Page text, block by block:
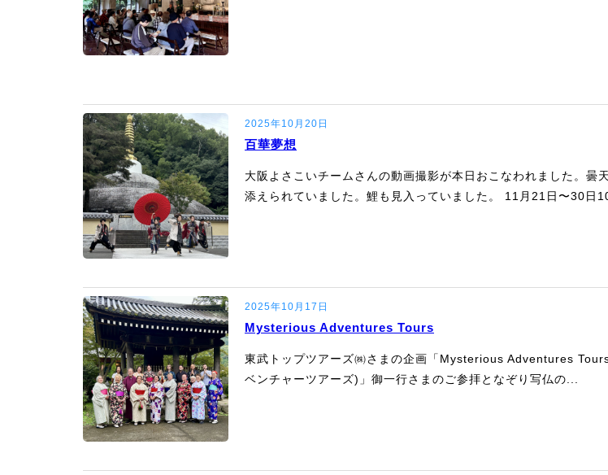
2025年10月20日
百華夢想
大阪よさこいチームさんの動画撮影が本日おこなわれました。曇
添えられていました。鯉も見入っていました。 11月21日〜30日
2025年10月17日
Mysterious Adventures Tours
東武トップツアーズ㈱さまの企画「Mysterious Adventures
ベンチャーツアーズ)」御一行さまのご参拝となぞり写仏の...